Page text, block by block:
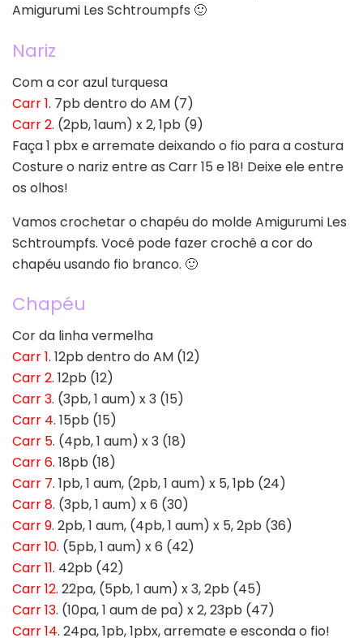
Amigurumi Les Schtroumpfs 🙂
Nariz
Com a cor azul turquesa
Carr 1. 7pb dentro do AM (7)
Carr 2. (2pb, 1aum) x 2, 1pb (9)
Faça 1 pbx e arremate deixando o fio para a costura
Costure o nariz entre as Carr 15 e 18! Deixe ele entre
os olhos!
Vamos crochetar o chapéu do molde Amigurumi Les
Schtroumpfs. Você pode fazer crochê a cor do
chapéu usando fio branco. 🙂
Chapéu
Cor da linha vermelha
Carr 1. 12pb dentro do AM (12)
Carr 2. 12pb (12)
Carr 3. (3pb, 1 aum) x 3 (15)
Carr 4. 15pb (15)
Carr 5. (4pb, 1 aum) x 3 (18)
Carr 6. 18pb (18)
Carr 7. 1pb, 1 aum, (2pb, 1 aum) x 5, 1pb (24)
Carr 8. (3pb, 1 aum) x 6 (30)
Carr 9. 2pb, 1 aum, (4pb, 1 aum) x 5, 2pb (36)
Carr 10. (5pb, 1 aum) x 6 (42)
Carr 11. 42pb (42)
Carr 12. 22pa, (5pb, 1 aum) x 3, 2pb (45)
Carr 13. (10pa, 1 aum de pa) x 2, 23pb (47)
Carr 14. 24pa, 1pb, 1pbx, arremate e esconda o fio!